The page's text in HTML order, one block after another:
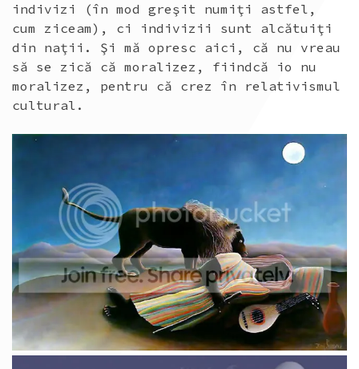
indivizi (în mod greşit numiţi astfel,
cum ziceam), ci indivizii sunt alcătuiţi
din naţii. Şi mă opresc aici, că nu vreau
să se zică că moralizez, fiindcă io nu
moralizez, pentru că crez în relativismul
cultural.